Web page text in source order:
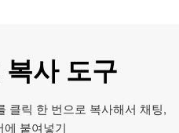
사 도구
클릭 한 번으로 복사해서 채팅,
에 붙여넣기